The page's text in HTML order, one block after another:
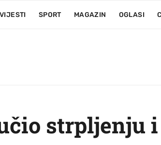
VIJESTI SPORT MAGAZIN OGLASI
strpljenju